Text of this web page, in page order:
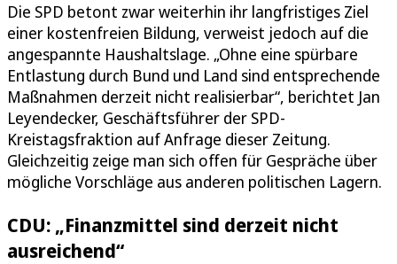
Die SPD betont zwar weiterhin ihr langfristiges Ziel
einer kostenfreien Bildung, verweist jedoch auf die
angespannte Haushaltslage. „Ohne eine spürbare
Entlastung durch Bund und Land sind entsprechende
Maßnahmen derzeit nicht realisierbar“, berichtet Jan
Leyendecker, Geschäftsführer der SPD-
Kreistagsfraktion auf Anfrage dieser Zeitung.
Gleichzeitig zeige man sich offen für Gespräche über
mögliche Vorschläge aus anderen politischen Lagern.
CDU: „Finanzmittel sind derzeit nicht
ausreichend“